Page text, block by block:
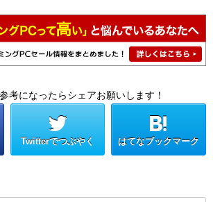
考になったらシェアお願いします！
Twitterでつぶやく はてなブックマーク